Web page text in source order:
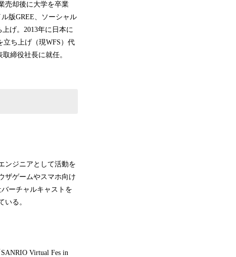
売却後に大学を卒業
版GREE、ソーシャル
げ。2013年に日本に
立ち上げ（現WFS）代
締役社長に就任。
ンジニアとして活動を
ザゲームやスマホ向け
ーチャルキャストを
る。
Virtual Fes in